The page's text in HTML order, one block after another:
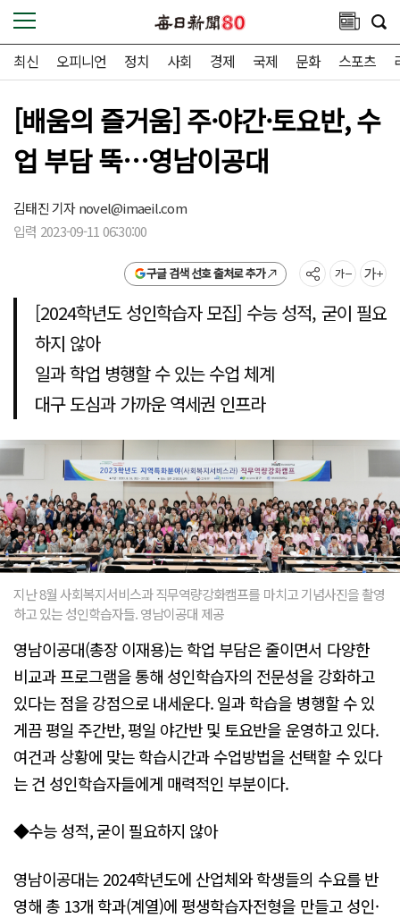
최신 오피니언 정치 사회 경제 국제 문화 스포츠
[배움의 즐거움] 주·야간·토요반, 수
업 부담 뚝…영남이공대
김태진 기자novel@imaeil.com
입력 2023-09-11 06:30:00
구글 검색 선호 출처로 추가
[2024학년도 성인학습자 모집] 수능 성적, 굳이 필요
하지 않아
일과 학업 병행할 수 있는 수업 체계
대구 도심과 가까운 역세권 인프라
지난 8월 사회복지서비스과 직무역량강화캠프를 마치고 기념사진을 촬영
하고 있는 성인학습자들. 영남이공대 제공
영남이공대(총장 이재용)는 학업 부담은 줄이면서 다양한
비교과 프로그램을 통해 성인학습자의 전문성을 강화하고
있다는 점을 강점으로 내세운다. 일과 학습을 병행할 수 있
게끔 평일 주간반, 평일 야간반 및 토요반을 운영하고 있다.
여건과 상황에 맞는 학습시간과 수업방법을 선택할 수 있다
는 건 성인학습자들에게 매력적인 부분이다.
◆수능 성적, 굳이 필요하지 않아
영남이공대는 2024학년도에 산업체와 학생들의 수요를 반
영해 총 13개 학과(계열)에 평생학습자전형을 만들고 성인·